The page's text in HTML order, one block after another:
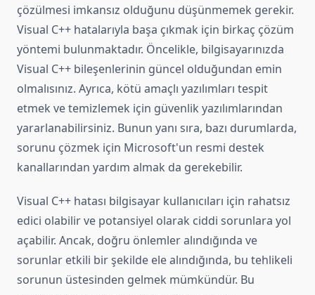
çözülmesi imkansız olduğunu düşünmemek gerekir.
Visual C++ hatalarıyla başa çıkmak için birkaç çözüm
yöntemi bulunmaktadır. Öncelikle, bilgisayarınızda
Visual C++ bileşenlerinin güncel olduğundan emin
olmalısınız. Ayrıca, kötü amaçlı yazılımları tespit
etmek ve temizlemek için güvenlik yazılımlarından
yararlanabilirsiniz. Bunun yanı sıra, bazı durumlarda,
sorunu çözmek için Microsoft'un resmi destek
kanallarından yardım almak da gerekebilir.
Visual C++ hatası bilgisayar kullanıcıları için rahatsız
edici olabilir ve potansiyel olarak ciddi sorunlara yol
açabilir. Ancak, doğru önlemler alındığında ve
sorunlar etkili bir şekilde ele alındığında, bu tehlikeli
sorunun üstesinden gelmek mümkündür. Bu